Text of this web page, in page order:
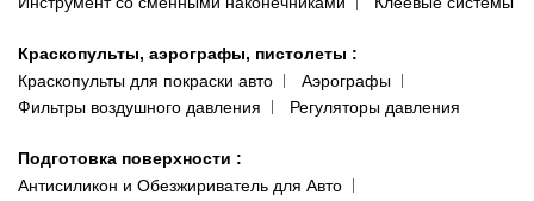
Краскопульты, аэрографы, пистолеты :
Краскопульты для покраски авто
Аэрографы
Фильтры воздушного давления
Регуляторы давления
Подготовка поверхности :
Антисиликон и Обезжириватель для Авто